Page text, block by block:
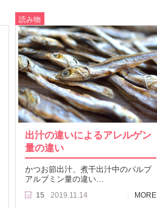
読み物
出汁の違いによるアレルゲン
量の違い
かつお節出汁、煮干出汁中のパルブ
アルブミン量の違い…
15 2019.11.14 MORE